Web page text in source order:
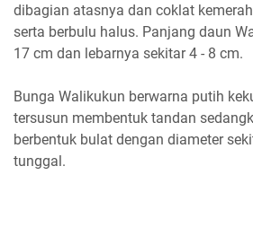
dibagian atasnya dan coklat
serta berbulu halus. Panjang daun
17 cm dan lebarnya sekitar 4 - 8 cm.
Bunga Walikukun berwarna putih
tersusun membentuk tandan
berbentuk bulat dengan diameter
tunggal.